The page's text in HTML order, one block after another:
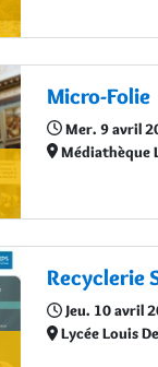
Micro-Folie
Mer. 9 avril
Médiathèque
Recyclerie
Jeu. 10 avril
Lycée Louis